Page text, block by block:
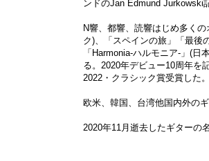
ンドのJan Edmund Jurkowski
N響、都響、読響はじめ多く
ク)、「スペインの旅」「最後
「Harmonia-ハルモニア-」(
る。2020年デビュー10周年を
2022・クラシック賞受賞した。
欧米、韓国、台湾他国内外の
2020年11月逝去したギターの